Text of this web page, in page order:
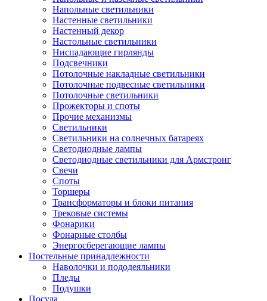
Напольные светильники
Настенные светильники
Настенный декор
Настольные светильники
Ниспадающие гирлянды
Подсвечники
Потолочные накладные светильники
Потолочные подвесные светильники
Потолочные светильники
Прожекторы и споты
Прочие механизмы
Светильники
Светильники на солнечных батареях
Светодиодные лампы
Светодиодные светильники для Армстронг
Свечи
Споты
Торшеры
Трансформаторы и блоки питания
Трековые системы
Фонарики
Фонарные столбы
Энергосберегающие лампы
Постельные принадлежности
Наволочки и пододеяльники
Пледы
Подушки
Посуда